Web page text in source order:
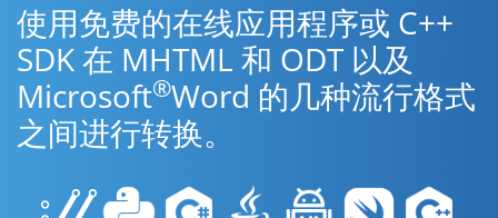
使用免费的在线应用程序或 C++
SDK 在 MHTML 和 ODT 以及
Microsoft®Word 的几种流行格式
之间进行转换。